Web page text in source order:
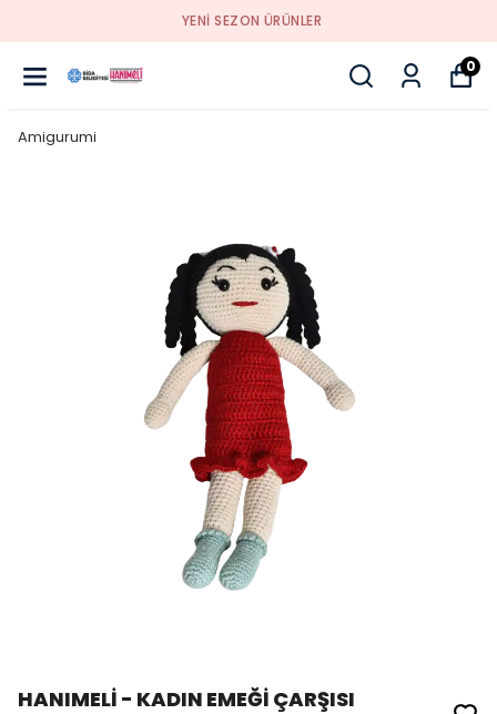
YENI SEZON ÜRÜNLER
0
Amigurumi
HANIMELİ - KADIN EMEĞİ ÇARŞISI